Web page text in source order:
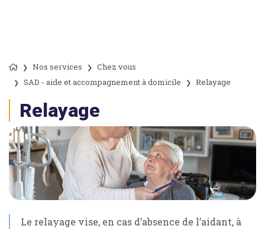
Nos services
Chez vous
SAD - aide et accompagnement à domicile
Relayage
Relayage
Le relayage vise, en cas d’absence de l’aidant, à